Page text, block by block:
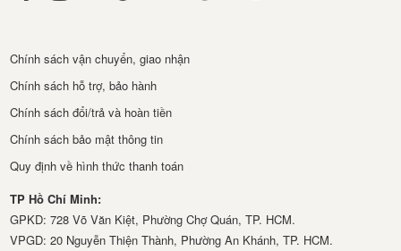
Chính sách vận chuyển, giao nhận
Chính sách hỗ trợ, bảo hành
Chính sách đổi/trả và hoàn tiền
Chính sách bảo mật thông tin
Quy định về hình thức thanh toán
TP Hồ Chí Minh:
GPKD: 728 Võ Văn Kiệt, Phường Chợ Quán, TP. HCM.
VPGD: 20 Nguyễn Thiện Thành, Phường An Khánh, TP. HCM.